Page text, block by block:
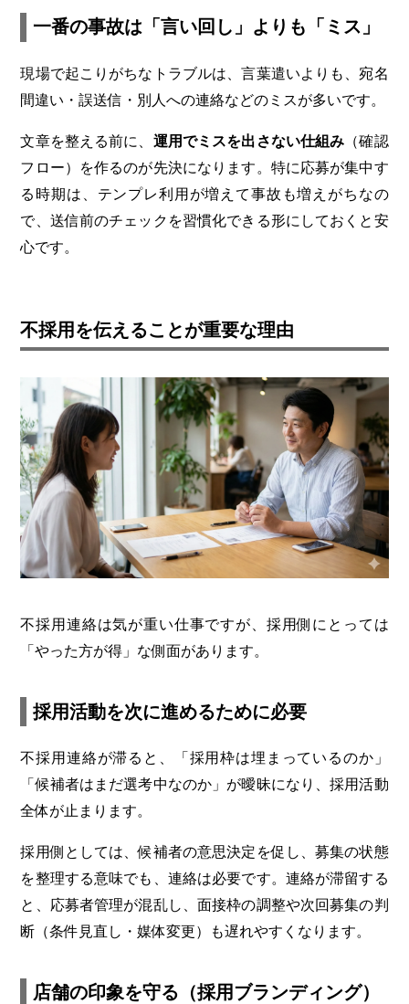
一番の事故は「言い回し」よりも「ミス」
現場で起こりがちなトラブルは、言葉遣いよりも、宛名
間違い・誤送信・別人への連絡などのミスが多いです。
文章を整える前に、 運用でミスを出さない仕組み （確認
フロー）を作るのが先決になります。特に応募が集中す
る時期は、テンプレ利用が増えて事故も増えがちなの
で、送信前のチェックを習慣化できる形にしておくと安
心です。
不採用を伝えることが重要な理由
不採用連絡は気が重い仕事ですが、採用側にとっては
「やった方が得」な側面があります。
採用活動を次に進めるために必要
不採用連絡が滞ると、「採用枠は埋まっているのか」
「候補者はまだ選考中なのか」が曖昧になり、採用活動
全体が止まります。
採用側としては、候補者の意思決定を促し、募集の状態
を整理する意味でも、連絡は必要です。連絡が滞留する
と、応募者管理が混乱し、面接枠の調整や次回募集の判
断（条件見直し・媒体変更）も遅れやすくなります。
店舗の印象を守る（採用ブランディング）